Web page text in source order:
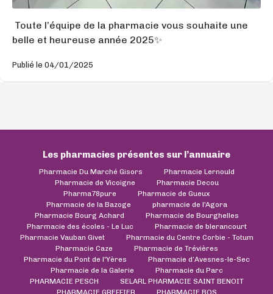
Toute l’équipe de la pharmacie vous souhaite une
belle et heureuse année 2025✨
Publié le 04/01/2025
Les pharmacies présentes sur l’annuaire
Pharmacie Du Marché Gisors
Pharmacie Lernould
Pharmacie de Vicoigne
Pharmacie Decou
Pharma78pure
Pharmacie de Gueux
Pharmacie de la Bazoge
pharmacie de l'Agora
Pharmacie Bourg Achard
Pharmacie de Bourghelles
Pharmacie des écoles - Le Luc
Pharmacie de blerancourt
Pharmacie Vauban Givet
Pharmacie du Centre Corbie - Totum
Pharmacie Caze
Pharmacie de Trévières
Pharmacie du Pont de l'Yères
Pharmacie d’Avesnes-le-Sec
Pharmacie de la Galerie
Pharmacie du Parc
PHARMACIE PESCH
SELARL PHARMACIE SAINT BENOIT
PHARMACIE GREFFIER
PHARMACIE BOS